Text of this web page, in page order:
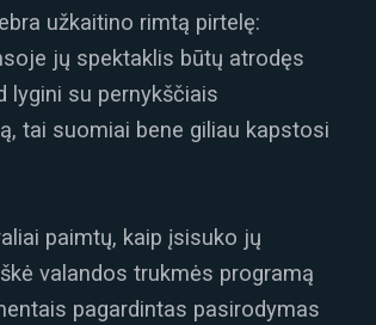
užkaitino rimtą pirtelę:
jų spektaklis būtų atrodęs
lygini su pernykščiais
tai suomiai bene giliau kapstosi
paimtų, kaip įsisuko jų
valandos trukmės programą
pagardintas pasirodymas